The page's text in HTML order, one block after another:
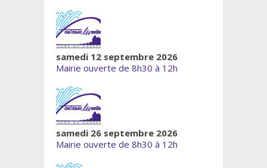
samedi 12 septembre 2026
Mairie ouverte de 8h30 à 12h
samedi 26 septembre 2026
Mairie ouverte de 8h30 à 12h